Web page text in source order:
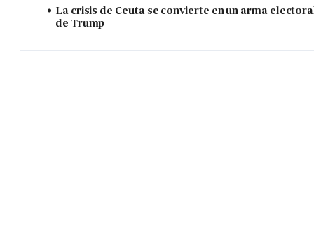
La crisis de Ceuta se convierte en un arma
de Trump